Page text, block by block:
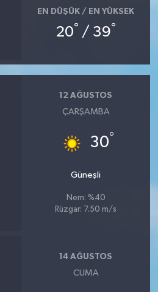
EN DÜŞÜK / EN YÜKSEK
20° / 39°
12 AĞUSTOS
ÇARŞAMBA
30°
Güneşli
Nem: %40
Rüzgar: 7.50 m/s
14 AĞUSTOS
CUMA